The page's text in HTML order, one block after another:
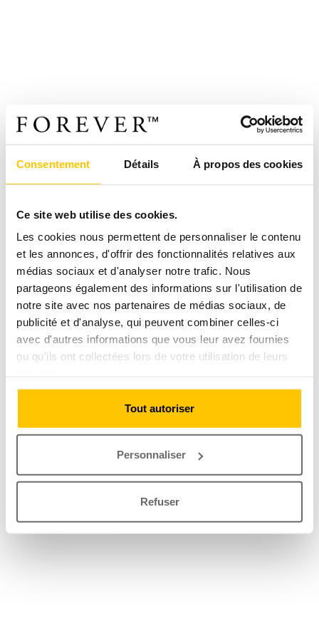
Consentement Détails À propos des cookies
Ce site web utilise des cookies.
Les cookies nous permettent de personnaliser le contenu
et les annonces, d'offrir des fonctionnalités relatives aux
médias sociaux et d'analyser notre trafic. Nous
partageons également des informations sur l'utilisation de
notre site avec nos partenaires de médias sociaux, de
publicité et d'analyse, qui peuvent combiner celles-ci
avec d'autres informations que vous leur avez fournies
ou qu'ils ont collectées lors de votre utilisation de leurs
Tout autoriser
Personnaliser
Refuser